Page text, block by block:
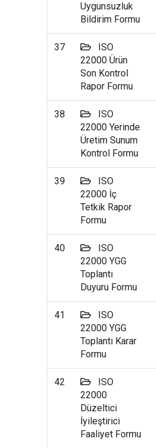
Uygunsuzluk
Bildirim Formu
37
ISO
22000 Ürün
Son Kontrol
Rapor Formu
38
ISO
22000 Yerinde
Üretim Sunum
Kontrol Formu
39
ISO
22000 İç
Tetkik Rapor
Formu
40
ISO
22000 YGG
Toplantı
Duyuru Formu
41
ISO
22000 YGG
Toplantı Karar
Formu
42
ISO
22000
Düzeltici
İyileştirici
Faaliyet Formu